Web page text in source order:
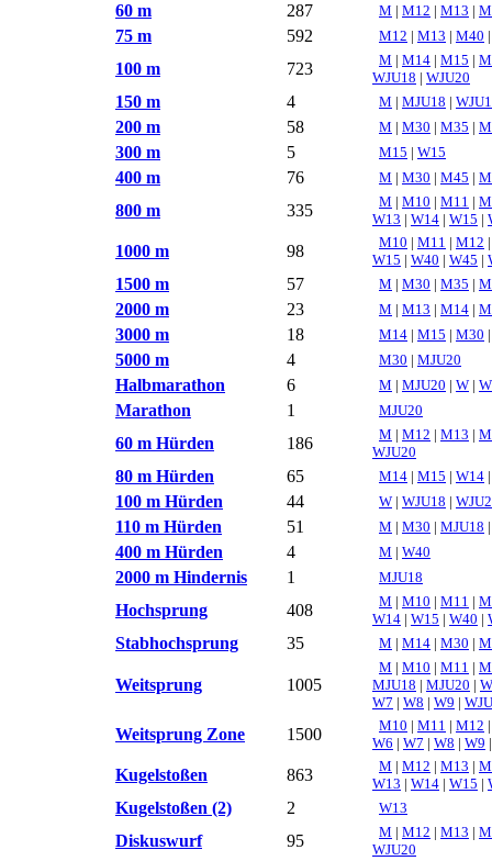
60 m 287 M | M12 | M13 |
75 m 592 M12 | M13 | M40
100 m 723 M | M14 | M15 |
WJU18 | WJU20
150 m 4 M | MJU18 |
200 m 58 M | M30 | M35 |
300 m 5 M15 | W15
400 m 76 M | M30 | M45 |
800 m 335 M | M10 | M11 |
W13 | W14 | W15 |
1000 m 98 M10 | M11 | M12
W15 | W40 | W45 |
1500 m 57 M | M30 | M35 |
2000 m 23 M | M13 | M14 |
3000 m 18 M14 | M15 | M30
5000 m 4 M30 | MJU20
Halbmarathon 6 M | MJU20 | W |
Marathon 1 MJU20
60 m Hürden 186 M | M12 | M13 |
WJU20
80 m Hürden 65 M14 | M15 | W14
100 m Hürden 44 W | WJU18 |
110 m Hürden 51 M | M30 | MJU18
400 m Hürden 4 M | W40
2000 m Hindernis 1 MJU18
Hochsprung 408 M | M10 | M11 |
W14 | W15 | W40 |
Stabhochsprung 35 M | M14 | M30 |
Weitsprung 1005
M | M10 | M11 |
MJU18 | MJU20 | W
W7 | W8 | W9 |
Weitsprung Zone 1500 M10 | M11 | M12
W6 | W7 | W8 | W9
Kugelstoßen 863 M | M12 | M13 |
W13 | W14 | W15 |
Kugelstoßen (2) 2 W13
Diskuswurf 95 M | M12 | M13 |
WJU20